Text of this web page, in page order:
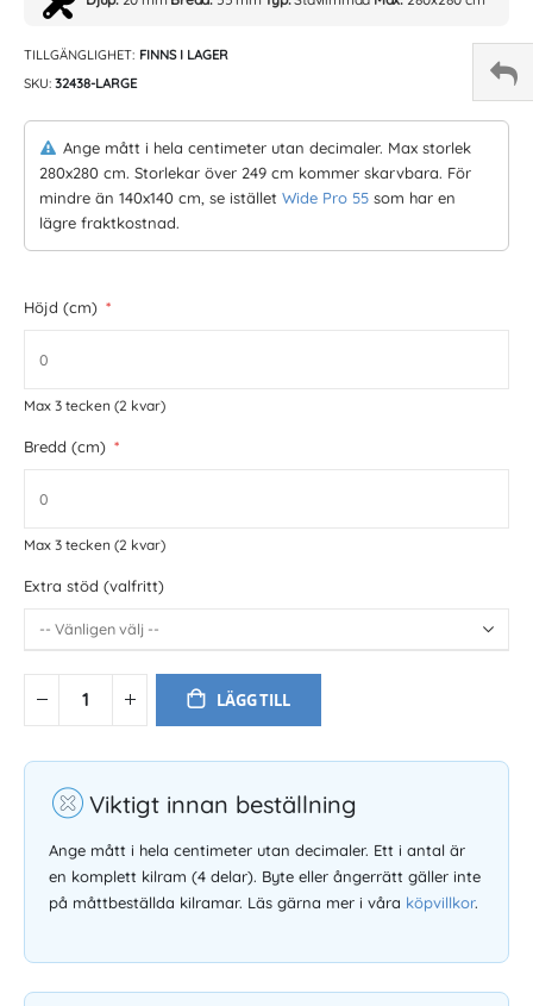
TILLGÄNGLIGHET: FINNS I LAGER
SKU 32438-LARGE
Ange mått i hela centimeter utan decimaler. Max storlek
280x280 cm. Storlekar över 249 cm kommer skarvbara. För
mindre än 140x140 cm, se istället Wide Pro 55 som har en
lägre fraktkostnad.
Höjd (cm)
Max 3 tecken (2 kvar)
Bredd (cm)
Max 3 tecken (2 kvar)
Extra stöd (valfritt)
LÄGG TILL
Viktigt innan beställning
Ange mått i hela centimeter utan decimaler. Ett i antal är
en komplett kilram (4 delar). Byte eller ångerrätt gäller inte
på måttbeställda kilramar. Läs gärna mer i våra köpvillkor.